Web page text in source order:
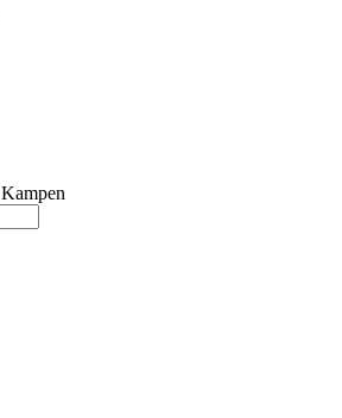
Kampen